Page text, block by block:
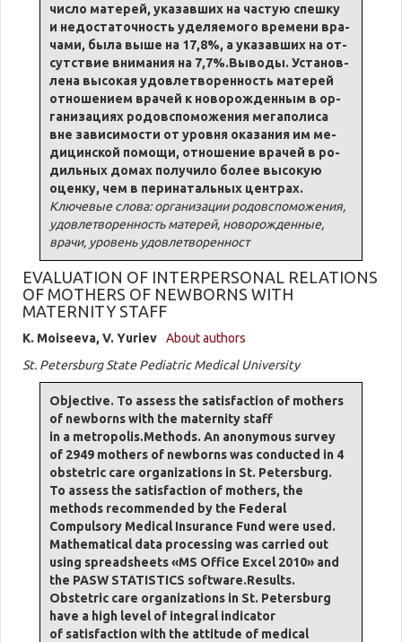
чис­ло ма­терей, ука­зав­ших на ча­стую спеш­ку
и недо­ста­точность уде­ля­е­мо­го вре­ме­ни вра­
ча­ми, бы­ла вы­ше на 17,8%, а ука­зав­ших на от­
сут­ствие вни­ма­ния на 7,7%.Вы­во­ды. Уста­нов­
ле­на вы­со­кая удовле­тво­рен­ность ма­терей
от­но­ше­ни­ем вра­чей к но­во­ро­жден­ным в ор­
га­ни­за­ци­ях ро­до­вспо­мо­же­ния ме­га­по­ли­са
вне за­ви­си­мо­сти от уров­ня ока­за­ния им ме­
ди­цинской по­мо­щи, от­но­ше­ние вра­чей в ро­
диль­ных до­мах по­лу­чи­ло бо­лее вы­со­кую
оцен­ку, чем в пе­ри­на­таль­ных цен­трах.
Ключевые слова: организации родовспоможения,
удовлетворенность матерей, новорожденные,
врачи, уровень удовлетворенност
EVALUATION OF INTERPERSONAL RELATIONS
OF MOTHERS OF NEWBORNS WITH
MATERNITY STAFF
K. Moiseeva, V. Yuriev
About authors
St. Petersburg State Pediatric Medical University
Objective. To assess the satisfaction of mothers
of newborns with the maternity staff
in a metropolis.Methods. An anonymous survey
of 2949 mothers of newborns was conducted in 4
obstetric care organizations in St. Petersburg.
To assess the satisfaction of mothers, the
methods recommended by the Federal
Compulsory Medical Insurance Fund were used.
Mathematical data processing was carried out
using spreadsheets «MS Office Excel 2010» and
the PASW STATISTICS software.Results.
Obstetric care organizations in St. Petersburg
have a high level of integral indicator
of satisfaction with the attitude of medical